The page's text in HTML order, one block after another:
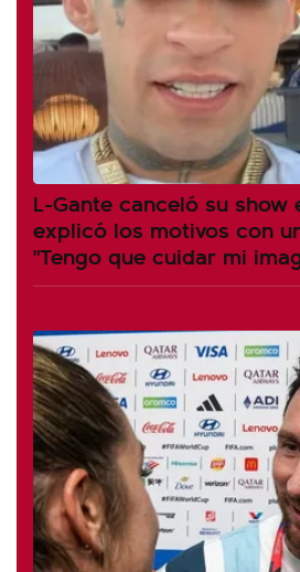
L-Gante canceló su show
explicó los motivos con
"Tengo que cuidar mi